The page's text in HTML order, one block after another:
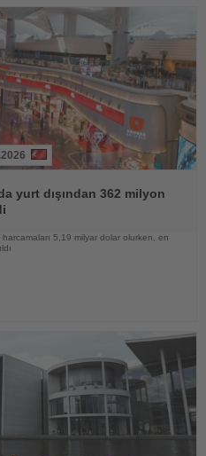
yurt dışından 362 milyon
5,19 milyar dolar olurken, en